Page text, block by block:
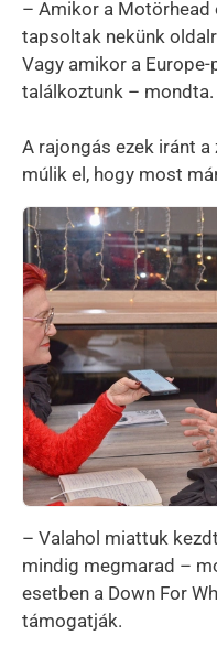
– Amikor a
tapsoltak nekünk
Vagy amikor a Europe-
találkoztunk – mondta.
A rajongás ezek iránt
múlik el, hogy most
Kép
– Valahol miattuk
mindig megmarad –
esetben a Down For
támogatják.